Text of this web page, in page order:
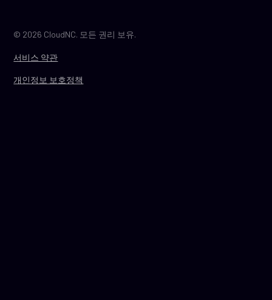
서비스 약관
개인정보 보호정책
© 2026 CloudNC. 모든 권리 보유.